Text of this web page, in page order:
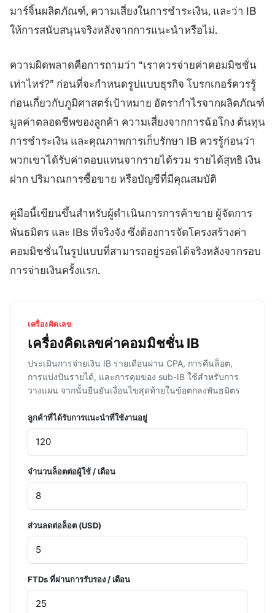
มาร์จิ้นผลิตภัณฑ์, ความเสี่ยงในการชำระเงิน, และว่า IB
ให้การสนับสนุนจริงหลังจากการแนะนำหรือไม่.
ความผิดพลาดคือการถามว่า “เราควรจ่ายค่าคอมมิชชั่น
เท่าไหร่?” ก่อนที่จะกำหนดรูปแบบธุรกิจ โบรกเกอร์ควรรู้
ก่อนเกี่ยวกับภูมิศาสตร์เป้าหมาย อัตรากำไรจากผลิตภัณฑ์
มูลค่าตลอดชีพของลูกค้า ความเสี่ยงจากการฉ้อโกง ต้นทุน
การชำระเงิน และคุณภาพการเก็บรักษา IB ควรรู้ก่อนว่า
พวกเขาได้รับค่าตอบแทนจากรายได้รวม รายได้สุทธิ เงิน
ฝาก ปริมาณการซื้อขาย หรือบัญชีที่มีคุณสมบัติ
คู่มือนี้เขียนขึ้นสำหรับผู้ดำเนินการการค้าขาย ผู้จัดการ
พันธมิตร และ IBs ที่จริงจัง ซึ่งต้องการจัดโครงสร้างค่า
คอมมิชชั่นในรูปแบบที่สามารถอยู่รอดได้จริงหลังจากรอบ
การจ่ายเงินครั้งแรก.
เครื่องคิดเลข
เครื่องคิดเลขค่าคอมมิชชั่น IB
ประเมินการจ่ายเงิน IB รายเดือนผ่าน CPA, การคืนล็อต,
การแบ่งปันรายได้, และการคุมของ sub-IB ใช้สำหรับการ
วางแผน จากนั้นยืนยันเงื่อนไขสุดท้ายในข้อตกลงพันธมิตร
ลูกค้าที่ได้รับการแนะนำที่ใช้งานอยู่
จำนวนล็อตต่อผู้ใช้ / เดือน
ส่วนลดต่อล็อต (USD)
FTDs ที่ผ่านการรับรอง / เดือน